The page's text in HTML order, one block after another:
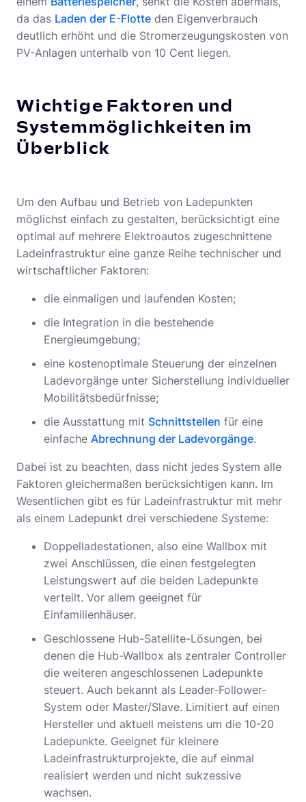
da das Laden der E-Flotte den Eigenverbrauch
deutlich erhöht und die Stromerzeugungskosten von
PV-Anlagen unterhalb von 10 Cent liegen.
Wichtige Faktoren und
Systemmöglichkeiten im
Überblick
Um den Aufbau und Betrieb von Ladepunkten
möglichst einfach zu gestalten, berücksichtigt eine
optimal auf mehrere Elektroautos zugeschnittene
Ladeinfrastruktur eine ganze Reihe technischer und
wirtschaftlicher Faktoren:
die einmaligen und laufenden Kosten;
die Integration in die bestehende
Energieumgebung;
eine kostenoptimale Steuerung der einzelnen
Ladevorgänge unter Sicherstellung individueller
Mobilitätsbedürfnisse;
die Ausstattung mit Schnittstellen für eine
einfache Abrechnung der Ladevorgänge.
Dabei ist zu beachten, dass nicht jedes System alle
Faktoren gleichermaßen berücksichtigen kann. Im
Wesentlichen gibt es für Ladeinfrastruktur mit mehr
als einem Ladepunkt drei verschiedene Systeme:
Doppelladestationen, also eine Wallbox mit
zwei Anschlüssen, die einen festgelegten
Leistungswert auf die beiden Ladepunkte
verteilt. Vor allem geeignet für
Einfamilienhäuser.
Geschlossene Hub-Satellite-Lösungen, bei
denen die Hub-Wallbox als zentraler Controller
die weiteren angeschlossenen Ladepunkte
steuert. Auch bekannt als Leader-Follower-
System oder Master/Slave. Limitiert auf einen
Hersteller und aktuell meistens um die 10-20
Ladepunkte. Geeignet für kleinere
Ladeinfrastrukturprojekte, die auf einmal
realisiert werden und nicht sukzessive
wachsen.